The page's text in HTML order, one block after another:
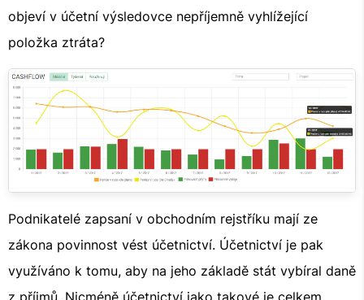
objeví v účetní výsledovce nepříjemně vyhlížející
položka ztráta?
Podnikatelé zapsaní v obchodním rejstříku mají ze
zákona povinnost vést účetnictví. Účetnictví je pak
využíváno k tomu, aby na jeho základě stát vybíral daně